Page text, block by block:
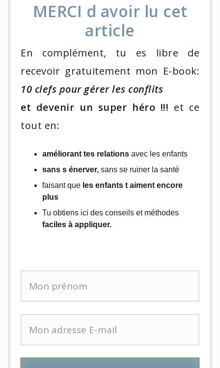
MERCI d avoir lu cet
article
En complément, tu es libre de
recevoir gratuitement mon E-book:
10 clefs pour gérer les conflits
et devenir un super héro !!! et ce
tout en:
améliorant tes relations avec les enfants
sans s énerver, sans se ruiner la santé
faisant que les enfants t aiment encore
plus
Tu obtiens ici des conseils et méthodes
faciles à appliquer.